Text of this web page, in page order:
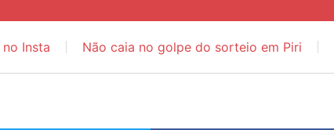
Insta Não caia no golpe do sorteio em Piri